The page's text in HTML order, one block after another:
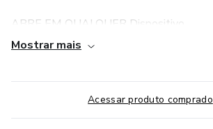
ABRE EM QUALQUER Dispositivo.
Mostrar mais
Acessar produto comprado